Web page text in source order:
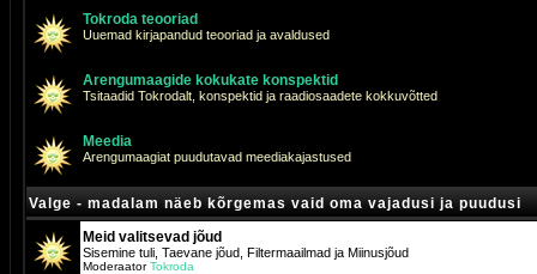
Tokroda teooriad
Uuemad kirjapandud teooriad ja avaldused
Arengumaagide kokukate konspektid
Tsitaadid Tokrodalt, konspektid ja raadiosaadete kokkuvõtted
Meedia
Arengumaagiat puudutavad meediakajastused
Valge - madalam näeb kõrgemas vaid oma vajadusi ja puudusi
Meid valitsevad jõud
Sisemine tuli, Taevane jõud, Filtermaailmad ja Miinusjõud
ModeraatorTokroda